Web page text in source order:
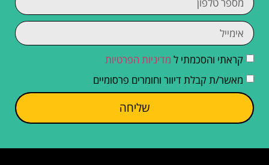
קראתי והסכמתי ל מדיניות הפרטיות
מאשר/ת קבלת דיוור וחומרים פרסומיים
שליחה